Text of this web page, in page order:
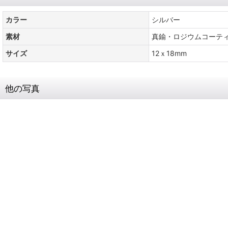
カラー
シルバー
素材
真鍮・ロジウムコーテ
サイズ
12ｘ18mm
他の写真